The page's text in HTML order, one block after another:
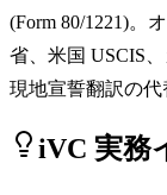
(Form 80/1221)。
省、米国 USCIS
現地宣誓翻訳の代
iVC 実務